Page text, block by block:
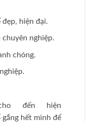
hiện đại.
nghiệp.
chóng.
đến hiện
gắng hết mình để